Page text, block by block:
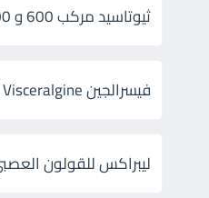
ثيوتاسيد مركب 600 و 300 لإلتهاب الأعصاب
فيسرالجين Visceralgine لآلام الجهاز الهضمى
ليبراكس للقولون